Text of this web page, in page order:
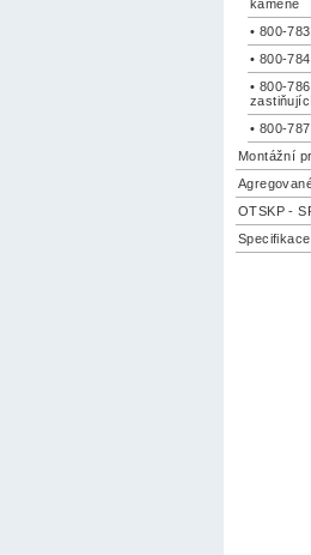
kamene
• 800-
• 800-
• 800-
• 800-
Montážní
OTSKP -
Specifikace